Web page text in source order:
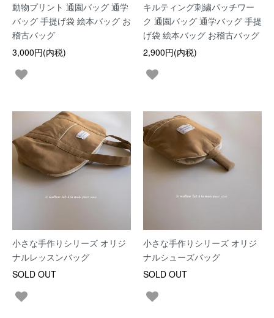
動物プリント 通園バッグ 通学
バッグ 手提げ袋 絵本バッグ お
稽古バッグ
3,000円(内税)
キルティング刺繍パッチワー
ク 通園バッグ 通学バッグ 手提
げ袋 絵本バッグ お稽古バッグ
2,900円(内税)
小さな手作りシリーズ オリジ
ナルレッスンバッグ
SOLD OUT
小さな手作りシリーズ オリジ
ナルシューズバッグ
SOLD OUT